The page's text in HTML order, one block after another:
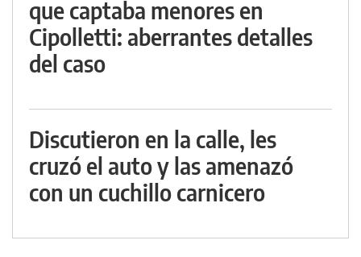
que captaba menores en
Cipolletti: aberrantes detalles
del caso
Discutieron en la calle, les
cruzó el auto y las amenazó
con un cuchillo carnicero